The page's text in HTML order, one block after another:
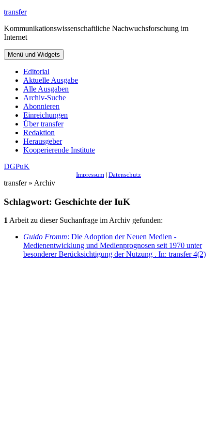
Zum
springen
transfer
Kommunikationswissenschaftliche Nachwuchsforschung im
Internet
Menü und Widgets
Editorial
Aktuelle Ausgabe
Alle Ausgaben
Archiv-Suche
Abonnieren
Einreichungen
Über transfer
Redaktion
Herausgeber
Kooperierende Institute
DGPuK
Impressum | Datenschutz
transfer » Archiv
Schlagwort: Geschichte der IuK
1Arbeit zu dieser Suchanfrage im Archiv gefunden:
Guido Fromm: Die Adoption der Neuen Medien -
Medienentwicklung und Medienprognosen seit 1970 unter
besonderer Berücksichtigung der Nutzung . In: transfer 4(2)